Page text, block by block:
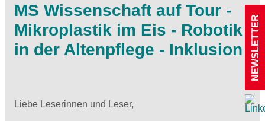
MS Wissenschaft auf Tour -
Mikroplastik im Eis - Robotik
in der Altenpflege - Inklusion
Liebe Leserinnen und Leser,
NEWSLETTER